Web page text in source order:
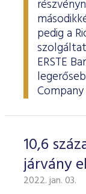
pedig a
ERSTE
10,6
járvány
2022. jan. 03.